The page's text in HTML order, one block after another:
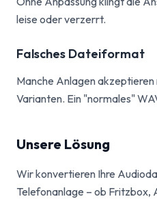
leise oder verzerrt.
Falsches Dateiformat
Manche Anlagen
Varianten. Ein "normales"
Unsere Lösung
Wir konvertieren Ihre
Telefonanlage – ob Fritzbox,